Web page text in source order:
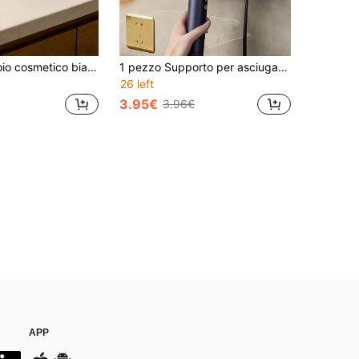
1 pezzo Vassoio cosmetico bianco ondulato di grande capacità, super pratico contenitore da appoggio per il bagno, grande organizer rotondo che contiene tutti i prodotti per la cura della pelle, i profumi e il trucco, il miglior regalo per la decorazione della casa
1 pezzo Supporto per asciugacapelli senza foratura, rastrelliera universale per asciugacapelli, mensola da parete in plastica per bagno, organizer per asciugacapelli, rastrelliera multifunzionale, accessorio per bagno domestico, bagno di dormitorio scolastico, accanto al lavandino del bagno, 3 tipi di staffe da parete per asciugacapelli e rastrelliere di stoccaggio per bagno - rastrelliera di stoccaggio in plastica durevole, design elegante, adatto per un'organizzazione del bagno ordinata ed elegante, stoccaggio del bagno e stoccaggio/attendere 24 ore dopo l'applicazione
26 left
3.95€ 3.96€
APP